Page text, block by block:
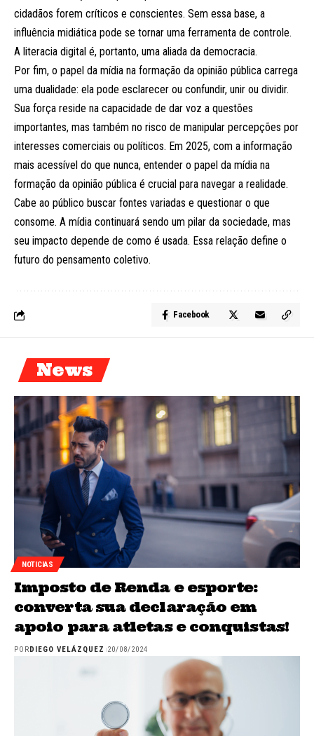
cidadãos forem críticos e conscientes. Sem essa base, a
influência midiática pode se tornar uma ferramenta de controle.
A literacia digital é, portanto, uma aliada da democracia.
Por fim, o papel da mídia na formação da opinião pública carrega
uma dualidade: ela pode esclarecer ou confundir, unir ou dividir.
Sua força reside na capacidade de dar voz a questões
importantes, mas também no risco de manipular percepções por
interesses comerciais ou políticos. Em 2025, com a informação
mais acessível do que nunca, entender o papel da mídia na
formação da opinião pública é crucial para navegar a realidade.
Cabe ao público buscar fontes variadas e questionar o que
consome. A mídia continuará sendo um pilar da sociedade, mas
seu impacto depende de como é usada. Essa relação define o
futuro do pensamento coletivo.
Facebook
News
NOTICIAS
Imposto de Renda e esporte:
converta sua declaração em
apoio para atletas e conquistas!
POR DIEGO VELÁZQUEZ 20/08/2024